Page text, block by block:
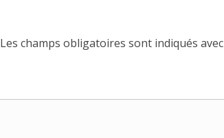
Les champs obligatoires sont indiqués avec